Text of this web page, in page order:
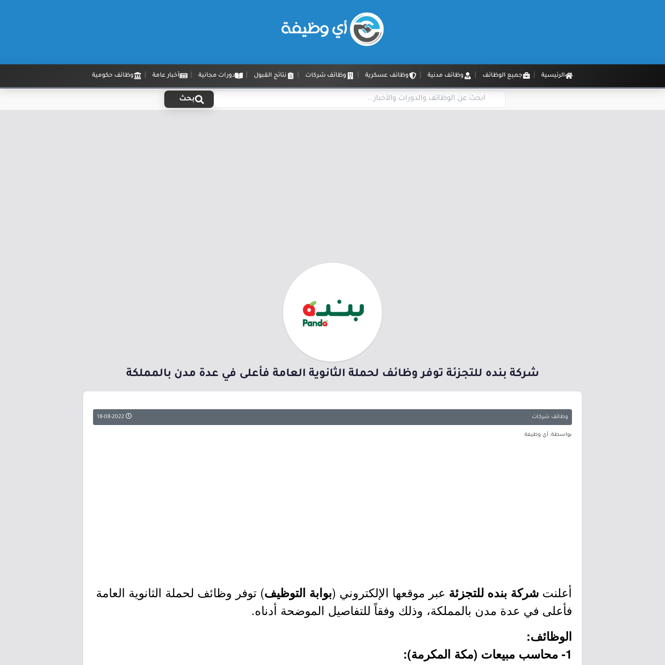
الرئيسية جميع الوظائف وظائف مدنية وظائف عسكرية وظائف شركات نتائج القبول دورات مجانية أخبار عامة وظائف حكومية
بحث
شركة بنده للتجزئة توفر وظائف لحملة الثانوية العامة فأعلى في عدة مدن بالمملكة
وظائف شركات
بواسطة: أي وظيفة
أعلنت شركة بنده للتجزئة عبر موقعها الإلكتروني (بوابة التوظيف) توفر وظائف لحملة الثانوية العامة
فأعلى في عدة مدن بالمملكة، وذلك وفقاً للتفاصيل الموضحة أدناه.
الوظائف:
1- محاسب مبيعات (مكة المكرمة):